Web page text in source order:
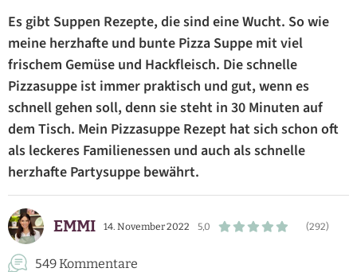
Es gibt Suppen Rezepte, die sind eine Wucht. So wie
meine herzhafte und bunte Pizza Suppe mit viel
frischem Gemüse und Hackfleisch. Die schnelle
Pizzasuppe ist immer praktisch und gut, wenn es
schnell gehen soll, denn sie steht in 30 Minuten auf
dem Tisch. Mein Pizzasuppe Rezept hat sich schon oft
als leckeres Familienessen und auch als schnelle
herzhafte Partysuppe bewährt.
EMMI 14. November 2022 5,0 (292)
549 Kommentare